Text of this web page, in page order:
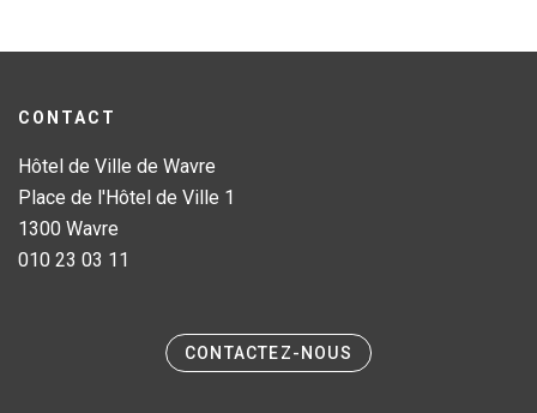
CONTACT
Hôtel de Ville de Wavre
Place de l'Hôtel de Ville 1
1300 Wavre
010 23 03 11
CONTACTEZ-NOUS